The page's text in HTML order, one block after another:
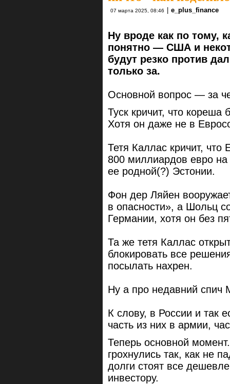
07 марта 2025, 08:46 e_plus_finance
Ну вроде как по тому,
понятно — США и
будут резко против
только за.
Основной вопрос — за
Туск кричит, что кореша
Хотя он даже не в
Тетя Каллас кричит, что
800 миллиардов евро
ее родной(?) Эстонии.
Фон дер Ляйен
в опасности», а Шольц
Германии, хотя он без
Та же тетя Каллас
блокировать все
посылать нахрен.
Ну а про недавний спич
К слову, в России и так
часть из них в армии,
Теперь основной
грохнулись так, как не
долги стоят все
инвестору.